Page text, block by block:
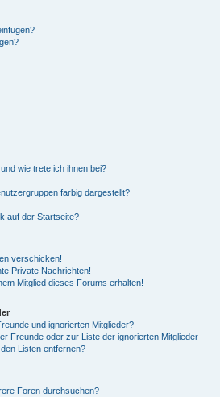
wie trete ich ihnen bei?
farbig dargestellt?
auf der Startseite?
verschicken!
Private Nachrichten!
Mitglied dieses Forums erhalten!
und ignorierten Mitglieder?
Freunde oder zur Liste der ignorierten Mitglieder
Listen entfernen?
Foren durchsuchen?